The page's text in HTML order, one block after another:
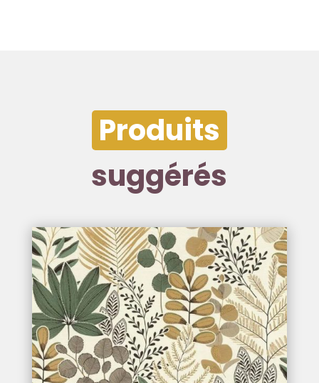
Produits
suggérés